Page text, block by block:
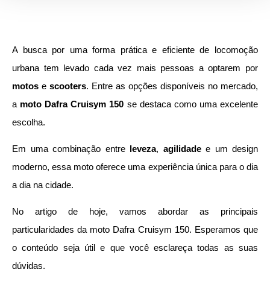
A busca por uma forma prática e eficiente de locomoção
urbana tem levado cada vez mais pessoas a optarem por
motos e scooters. Entre as opções disponíveis no mercado,
a moto Dafra Cruisym 150 se destaca como uma excelente
escolha.
Em uma combinação entre leveza, agilidadee um design
moderno, essa moto oferece uma experiência única para o dia
a dia na cidade.
No artigo de hoje, vamos abordar as principais
particularidades da moto Dafra Cruisym 150. Esperamos que
o conteúdo seja útil e que você esclareça todas as suas
dúvidas.